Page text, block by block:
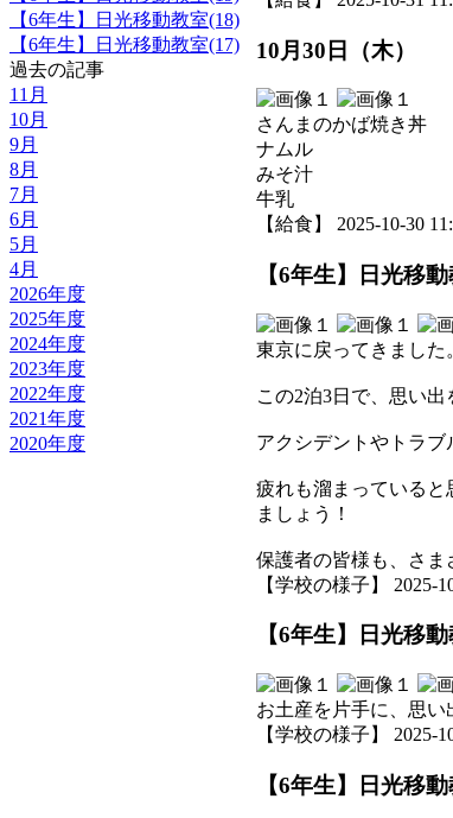
【6年生】日光移動教室(18)
【6年生】日光移動教室(17)
過去の記事
11月
10月
9月
8月
7月
6月
5月
4月
2026年度
2025年度
2024年度
2023年度
2022年度
2021年度
2020年度
10月30日（木）
さんまのかば焼き丼
ナムル
みそ汁
牛乳
【給食】 2025-10-30
【6年生】日光移
東京に戻ってきました
この2泊3日で、思い
アクシデントやトラブ
疲れも溜まっていると
ましょう！
保護者の皆様も、さま
【学校の様子】 2025-
【6年生】日光移
お土産を片手に、思い
【学校の様子】 2025-
【6年生】日光移